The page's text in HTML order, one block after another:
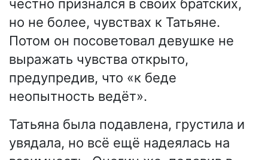
честно признался в своих братских,
но не более, чувствах к Татьяне.
Потом он посоветовал девушке не
выражать чувства открыто,
предупредив, что «к беде
неопытность ведёт».
Татьяна была подавлена, грустила и
увядала, но всё ещё надеялась на